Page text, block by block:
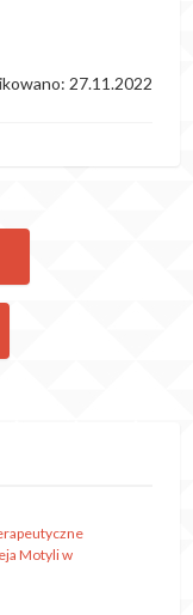
27.11.2022
Motyli w